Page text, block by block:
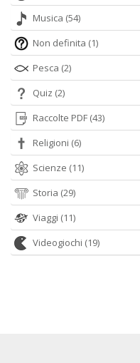
Musica (54)
Non definita (1)
Pesca (2)
Quiz (2)
Raccolte PDF (43)
Religioni (6)
Scienze (11)
Storia (29)
Viaggi (11)
Videogiochi (19)